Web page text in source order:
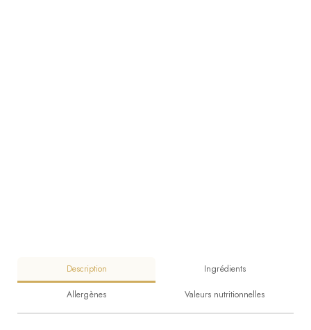
Description Ingrédients
Allergènes Valeurs nutritionnelles